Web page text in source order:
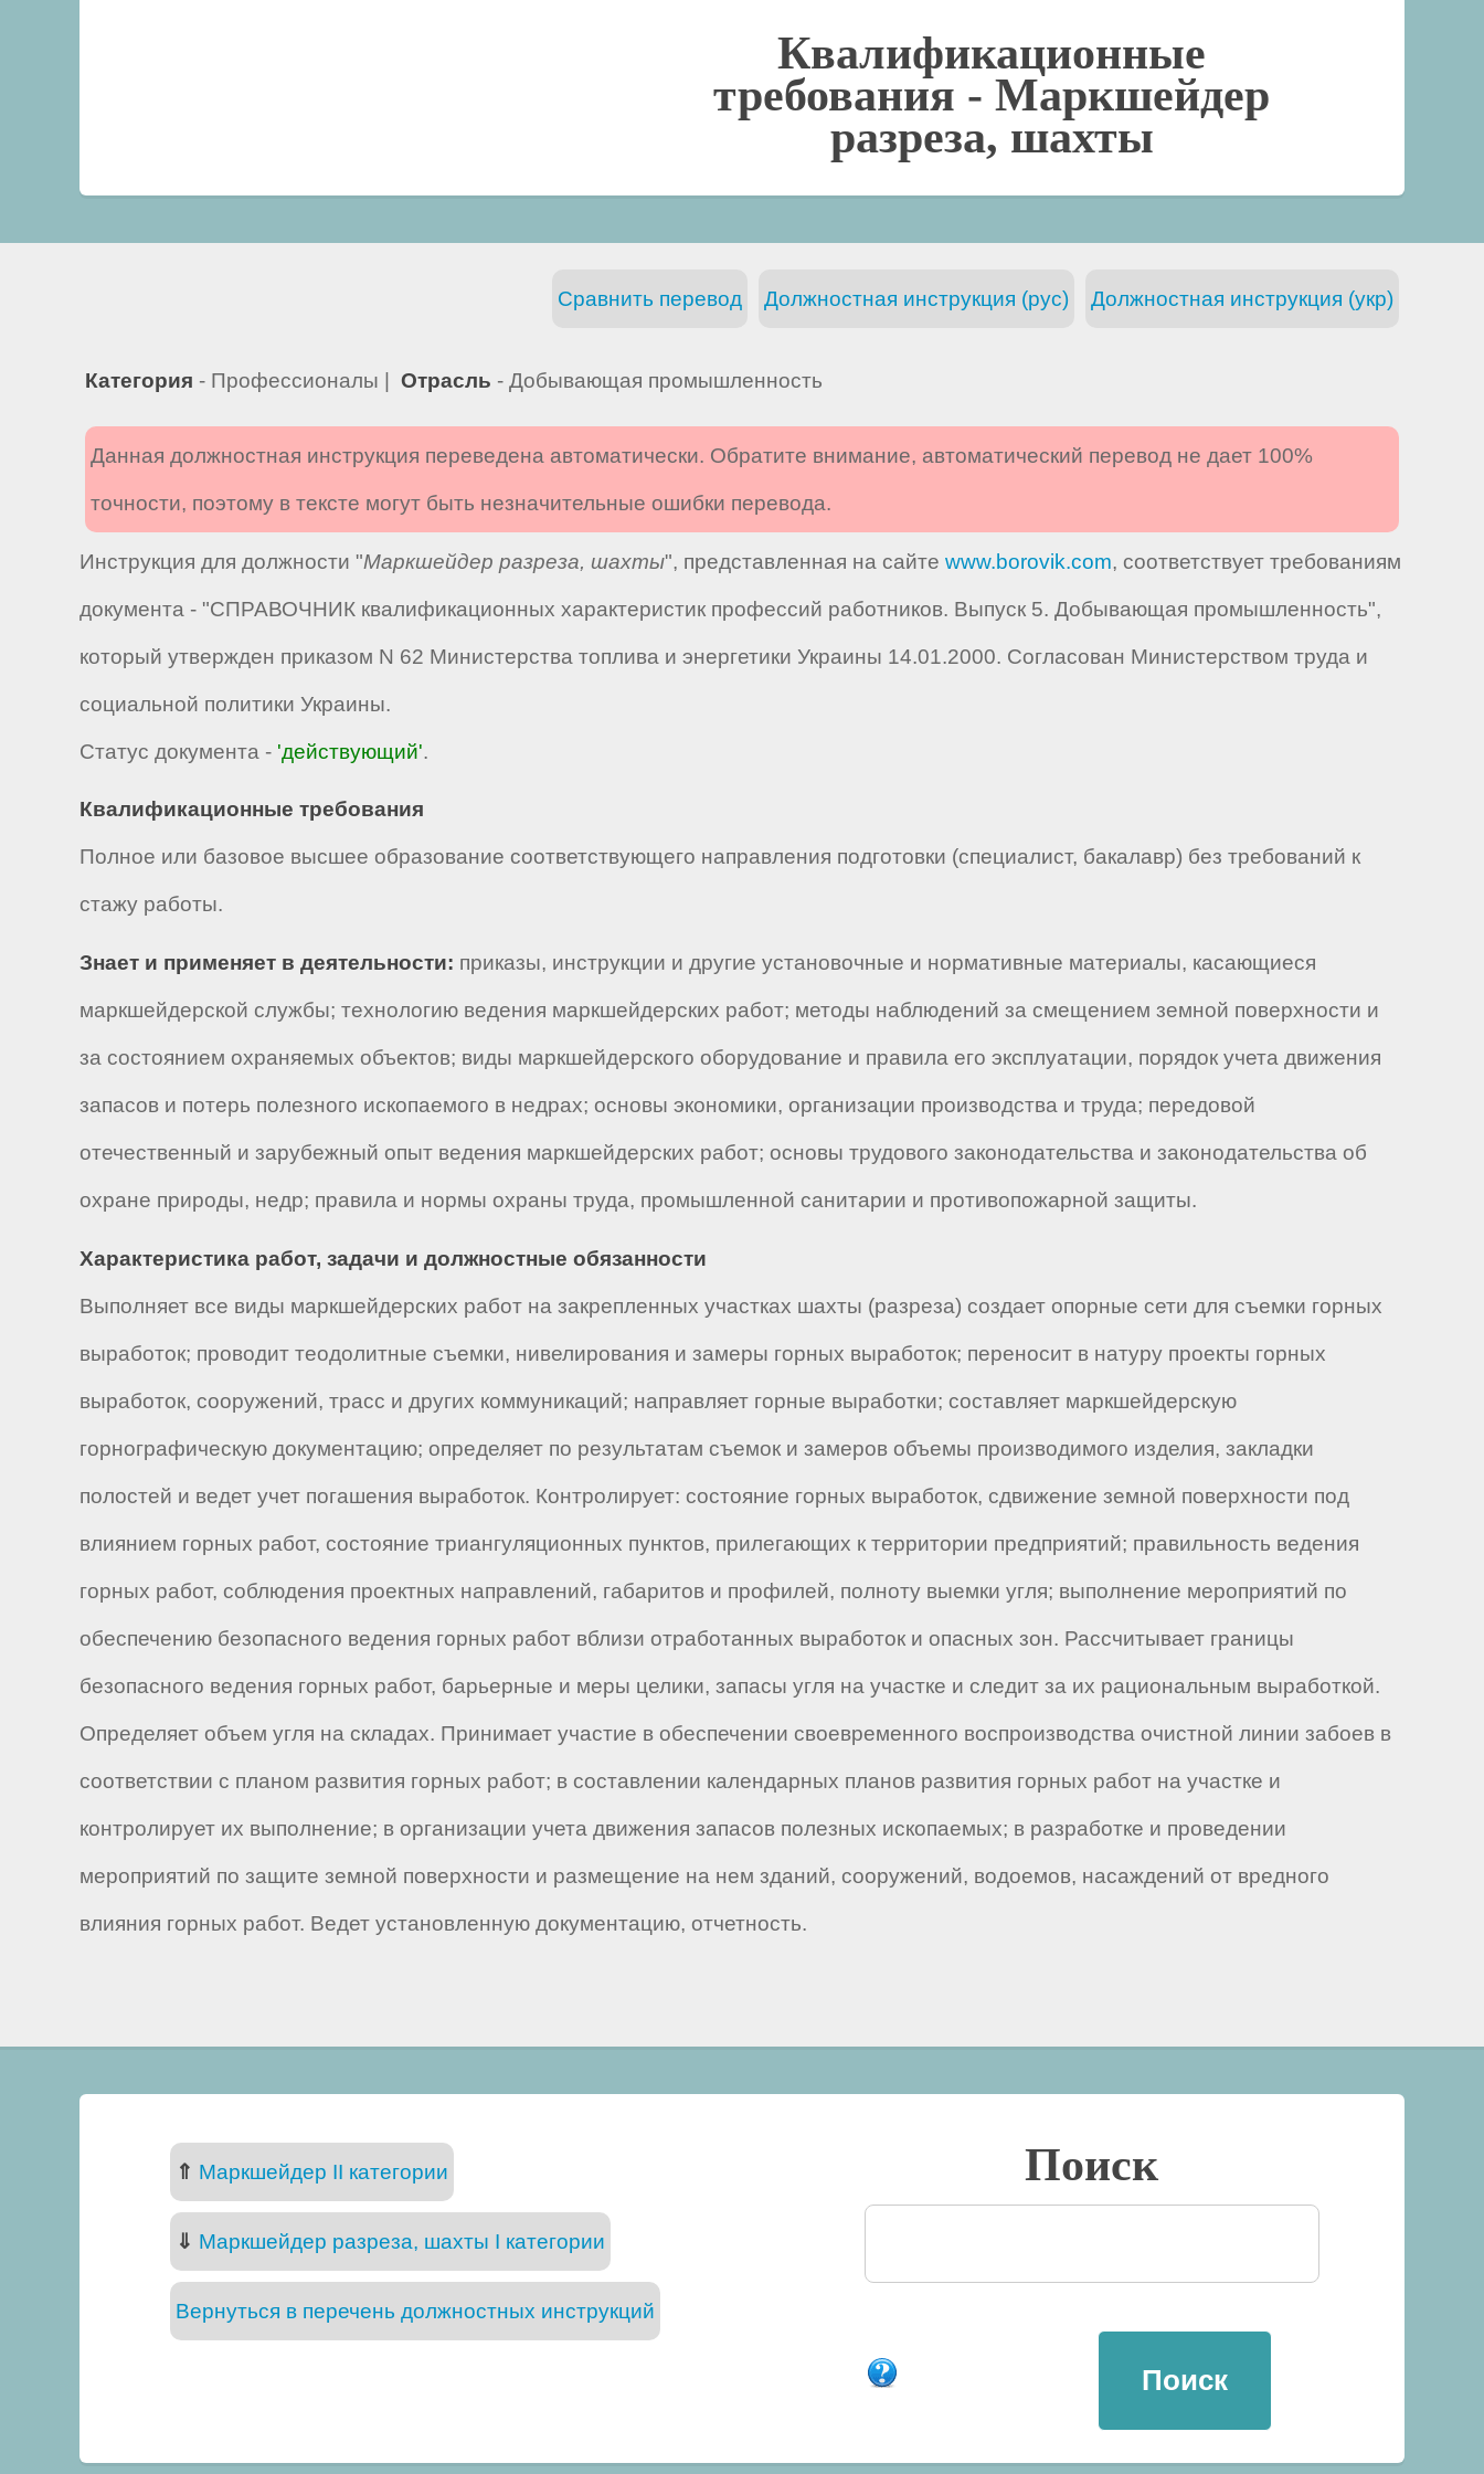
Квалификационные
требования -Маркшейдер
разреза, шахты
Должностная инструкция (укр)
Должностная инструкция (рус)
Сравнить перевод
Категория - Профессионалы | Отрасль - Добывающая промышленность
Данная должностная инструкция переведена автоматически. Обратите внимание, автоматический перевод не дает 100%
точности, поэтому в тексте могут быть незначительные ошибки перевода.
Инструкция для должности "Маркшейдер разреза, шахты", представленная на сайте www.borovik.com, соответствует требованиям
документа - "СПРАВОЧНИК квалификационных характеристик профессий работников. Выпуск 5. Добывающая промышленность",
который утвержден приказом N 62 Министерства топлива и энергетики Украины 14.01.2000. Согласован Министерством труда и
социальной политики Украины.
Статус документа - 'действующий'.
Квалификационные требования
Полное или базовое высшее образование соответствующего направления подготовки (специалист, бакалавр) без требований к
стажу работы.
Знает и применяет в деятельности: приказы, инструкции и другие установочные и нормативные материалы, касающиеся
маркшейдерской службы; технологию ведения маркшейдерских работ; методы наблюдений за смещением земной поверхности и
за состоянием охраняемых объектов; виды маркшейдерского оборудование и правила его эксплуатации, порядок учета движения
запасов и потерь полезного ископаемого в недрах; основы экономики, организации производства и труда; передовой
отечественный и зарубежный опыт ведения маркшейдерских работ; основы трудового законодательства и законодательства об
охране природы, недр; правила и нормы охраны труда, промышленной санитарии и противопожарной защиты.
Характеристика работ, задачи и должностные обязанности
Выполняет все виды маркшейдерских работ на закрепленных участках шахты (разреза) создает опорные сети для съемки горных
выработок; проводит теодолитные съемки, нивелирования и замеры горных выработок; переносит в натуру проекты горных
выработок, сооружений, трасс и других коммуникаций; направляет горные выработки; составляет маркшейдерскую
горнографическую документацию; определяет по результатам съемок и замеров объемы производимого изделия, закладки
полостей и ведет учет погашения выработок. Контролирует: состояние горных выработок, сдвижение земной поверхности под
влиянием горных работ, состояние триангуляционных пунктов, прилегающих к территории предприятий; правильность ведения
горных работ, соблюдения проектных направлений, габаритов и профилей, полноту выемки угля; выполнение мероприятий по
обеспечению безопасного ведения горных работ вблизи отработанных выработок и опасных зон. Рассчитывает границы
безопасного ведения горных работ, барьерные и меры целики, запасы угля на участке и следит за их рациональным выработкой.
Определяет объем угля на складах. Принимает участие в обеспечении своевременного воспроизводства очистной линии забоев в
соответствии с планом развития горных работ; в составлении календарных планов развития горных работ на участке и
контролирует их выполнение; в организации учета движения запасов полезных ископаемых; в разработке и проведении
мероприятий по защите земной поверхности и размещение на нем зданий, сооружений, водоемов, насаждений от вредного
влияния горных работ. Ведет установленную документацию, отчетность.
⇑ Маркшейдер II категории
⇓ Маркшейдер разреза, шахты I категории
Вернуться в перечень должностных инструкций
Поиск